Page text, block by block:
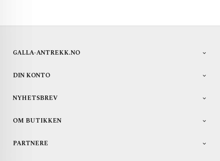
GALLA-ANTREKK.NO
DIN KONTO
NYHETSBREV
OM BUTIKKEN
PARTNERE